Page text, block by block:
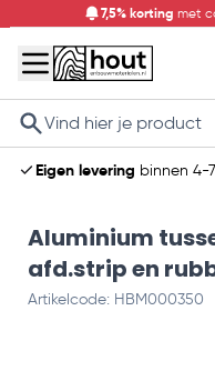
7,5% korting met
Search
Eigen levering binnen 4-
Aluminium
afd.strip en
Artikelcode: HBM000350